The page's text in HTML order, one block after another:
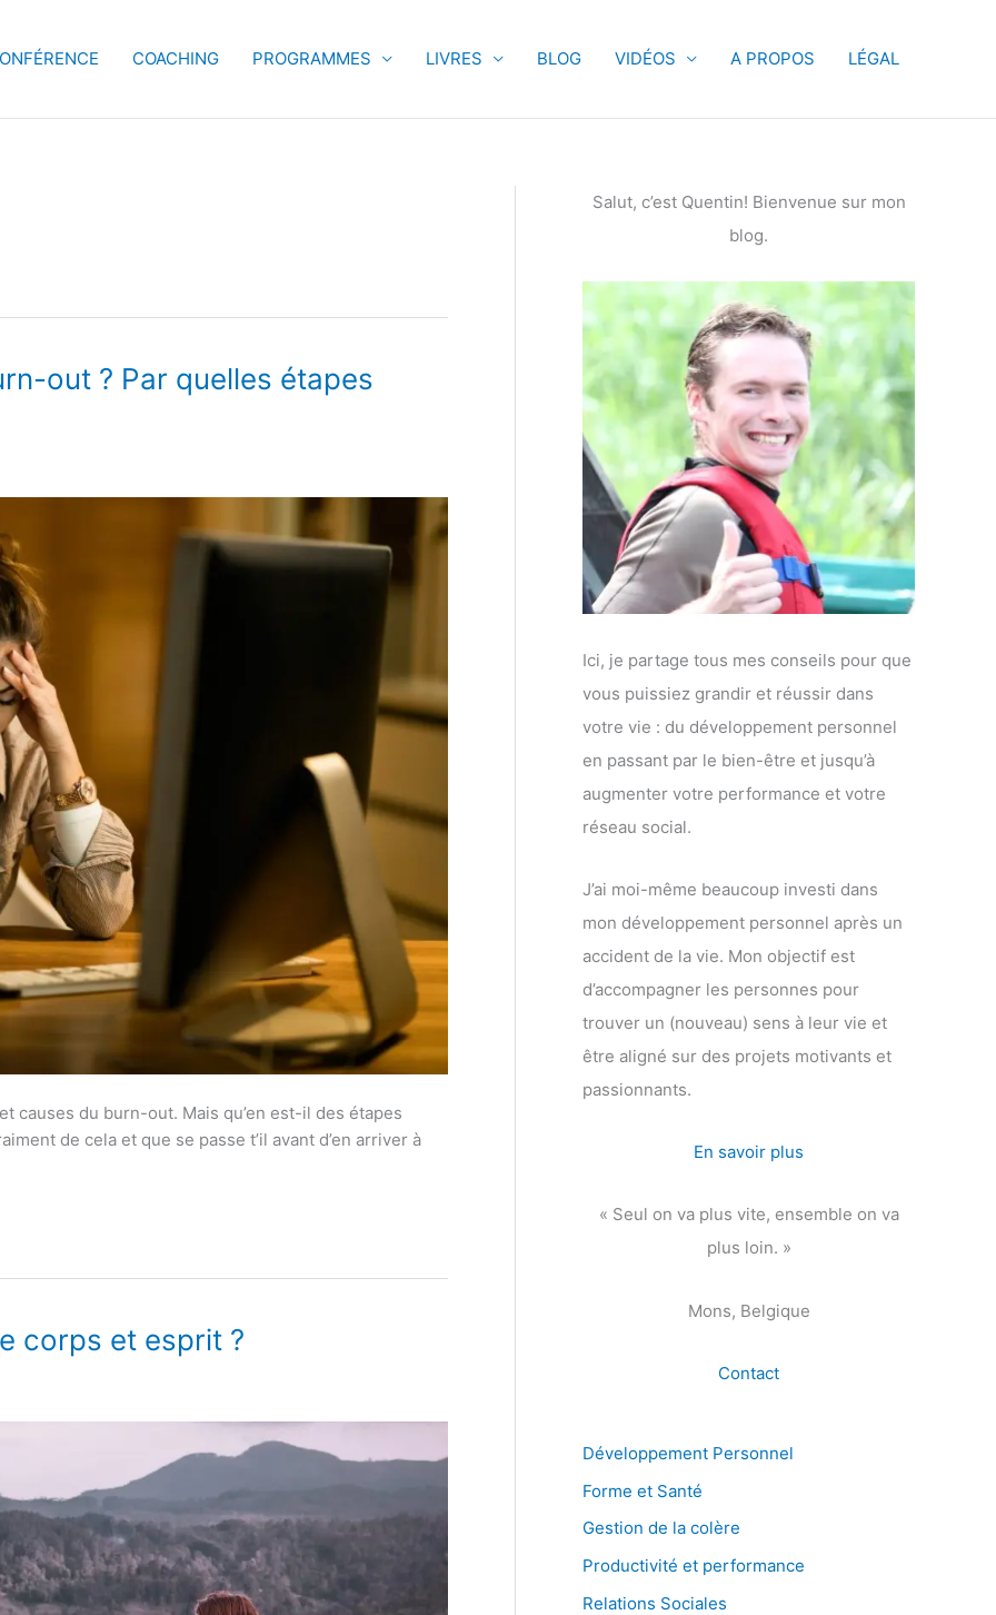
COACHING PROGRAMMES LIVRES BLOG VIDÉOS A PROPOS LÉGAL
out ? Par quelles étapes
causes du burn-out. Mais qu’en est-il des étapes
de cela et que se passe t’il avant d’en arriver à
corps et esprit ?
Salut, c’est Quentin! Bienvenue sur mon
blog.
Ici, je partage tous mes conseils pour que
vous puissiez grandir et réussir dans
votre vie : du développement personnel
en passant par le bien-être et jusqu’à
augmenter votre performance et votre
réseau social.
J’ai moi-même beaucoup investi dans
mon développement personnel après un
accident de la vie. Mon objectif est
d’accompagner les personnes pour
trouver un (nouveau) sens à leur vie et
être aligné sur des projets motivants et
passionnants.
En savoir plus
« Seul on va plus vite, ensemble on va
plus loin. »
Mons, Belgique
Contact
Développement Personnel
Forme et Santé
Gestion de la colère
Productivité et performance
Relations Sociales